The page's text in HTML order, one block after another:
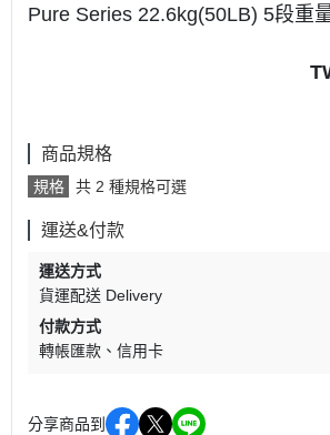
Pure Series 22.6kg(50LB) 5段重
商品規格
規格 共 2 種規格可選
運送&付款
運送方式
貨運配送 Delivery
付款方式
轉帳匯款
信用卡
分享商品到